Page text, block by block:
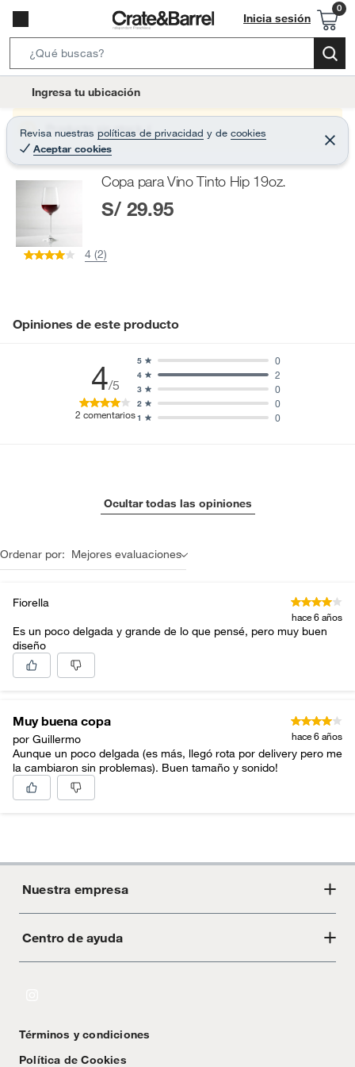
Inicia sesión
e
r
c
B
t
n
Ingresa tu ubicación
Revisa nuestras políticas de privacidad y de cookies
Aceptar cookies
C
e
r
Producto sin stock :(
Copa para Vino Tinto Hip 19oz.
S/ 29.95
4 (2)
Opiniones de este producto
4/5
2 comentarios1 0
2 0
3 0
4 2
5 0
Ocultar todas las opiniones
Ordenar por: Mejores evaluaciones
Fiorella
hace 6 años
Es un poco delgada y grande de lo que pensé, pero muy buen
diseño
Muy buena copa
por Guillermo hace 6 años
Aunque un poco delgada (es más, llegó rota por delivery pero me
la cambiaron sin problemas). Buen tamaño y sonido!
Nuestra empresa
Acerca de Crate
Centro de ayuda
Textos Legales
Términos y condiciones
Política de Cookies